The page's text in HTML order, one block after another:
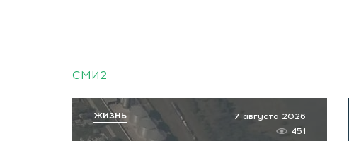
СМИ2
7 августа 2026
451
ЖИЗНЬ